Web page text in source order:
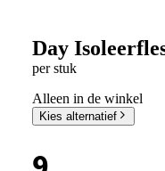
Day
per stuk
Alleen in de winkel
Kies alternatief